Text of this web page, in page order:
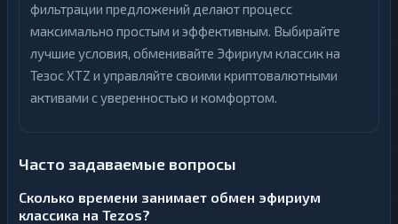
фильтрации предложений делают процесс
максимально простым и эффективным. Выбирайте
лучшие условия, обменивайте Эфириум классик на
Тезос XTZ и управляйте своими криптовалютными
активами с уверенностью и комфортом.
Часто задаваемые вопросы
Сколько времени занимает обмен эфириум
классика на Tezos?